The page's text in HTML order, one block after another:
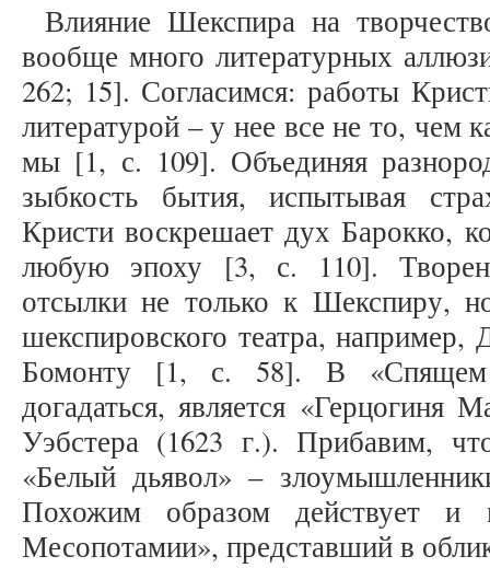
Влияние Шекспира на
вообще много литературных
262; 15]. Согласимся: работы
литературой – у нее все не то, чем
мы [1, с. 109]. Объединяя
зыбкость бытия, испытывая
Кристи воскрешает дух Барокко,
любую эпоху [3, с. 110].
отсылки не только к Шекспиру,
шекспировского театра,
Бомонту [1, с. 58]. В «Спящем
догадаться, является
Уэбстера (1623 г.). Прибавим,
«Белый дьявол» –
Похожим образом действует
Месопотамии», представший в